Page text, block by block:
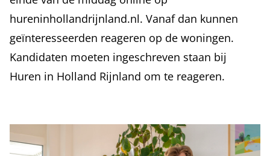
hureninhollandrijnland.nl. Vanaf dan kunnen
geïnteresseerden reageren op de woningen.
Kandidaten moeten ingeschreven staan bij
Huren in Holland Rijnland om te reageren.